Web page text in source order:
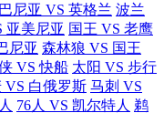
尼亚 VS 英格兰 波兰
亚美尼亚 国王 VS 老鹰
尼亚 森林狼 VS 国王
VS 快船 太阳 VS 步行
VS 白俄罗斯 马刺 VS
76人 VS 凯尔特人 鹈